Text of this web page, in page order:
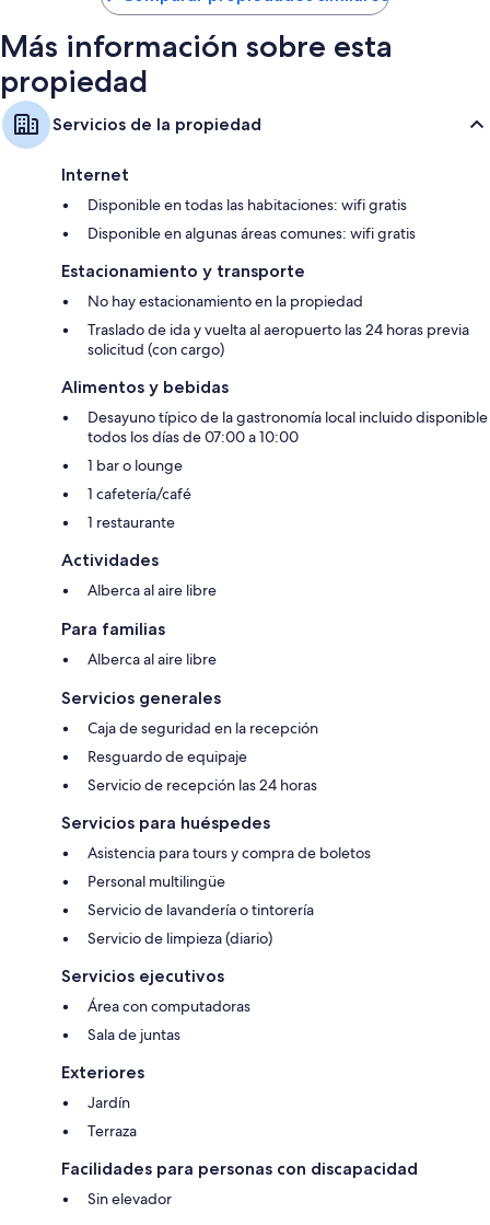
$71
Más información sobre esta
propiedad
Servicios de la propiedad
Internet
Disponible en todas las habitaciones: wifi gratis
Disponible en algunas áreas comunes: wifi gratis
Estacionamiento y transporte
No hay estacionamiento en la propiedad
Traslado de ida y vuelta al aeropuerto las 24 horas previa
solicitud (con cargo)
Alimentos y bebidas
Desayuno típico de la gastronomía local incluido disponible
todos los días de 07:00 a 10:00
1 bar o lounge
1 cafetería/café
1 restaurante
Actividades
Alberca al aire libre
Para familias
Alberca al aire libre
Servicios generales
Caja de seguridad en la recepción
Resguardo de equipaje
Servicio de recepción las 24 horas
Servicios para huéspedes
Asistencia para tours y compra de boletos
Personal multilingüe
Servicio de lavandería o tintorería
Servicio de limpieza (diario)
Servicios ejecutivos
Área con computadoras
Sala de juntas
Exteriores
Jardín
Terraza
Facilidades para personas con discapacidad
Sin elevador